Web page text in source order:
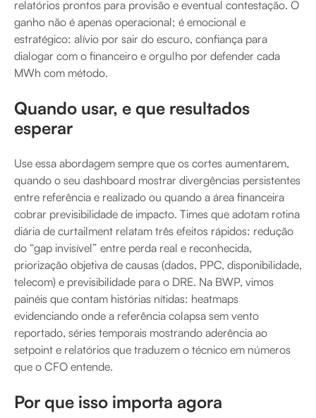
relatórios prontos para provisão e eventual contestação. O
ganho não é apenas operacional; é emocional e
estratégico: alívio por sair do escuro, confiança para
dialogar com o financeiro e orgulho por defender cada
MWh com método.
Quando usar, e que resultados
esperar
Use essa abordagem sempre que os cortes aumentarem,
quando o seu dashboard mostrar divergências persistentes
entre referência e realizado ou quando a área financeira
cobrar previsibilidade de impacto. Times que adotam rotina
diária de curtailment relatam três efeitos rápidos: redução
do “gap invisível” entre perda real e reconhecida,
priorização objetiva de causas (dados, PPC, disponibilidade,
telecom) e previsibilidade para o DRE. Na BWP, vimos
painéis que contam histórias nítidas: heatmaps
evidenciando onde a referência colapsa sem vento
reportado, séries temporais mostrando aderência ao
setpoint e relatórios que traduzem o técnico em números
que o CFO entende.
Por que isso importa agora